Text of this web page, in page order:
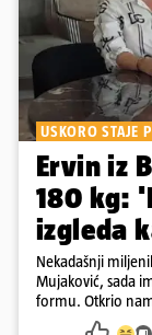
USKORO STAJE
Ervin iz
180 kg:
izgleda
Nekadašnji
Mujaković, sada
formu. Otkrio